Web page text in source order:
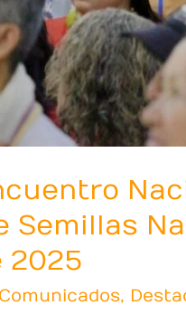
Semillas
2025
Comunicados,